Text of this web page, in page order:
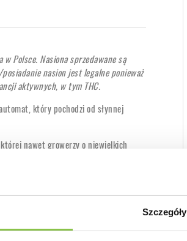
Szczegóły
Polsce. Nasiona sprzedawane są
nasion jest legalne ponieważ
aktywnych, w tym THC.
który pochodzi od słynnej
nawet growerzy o niewielkich
żywicznych topów.
jak i na zewnątrz.